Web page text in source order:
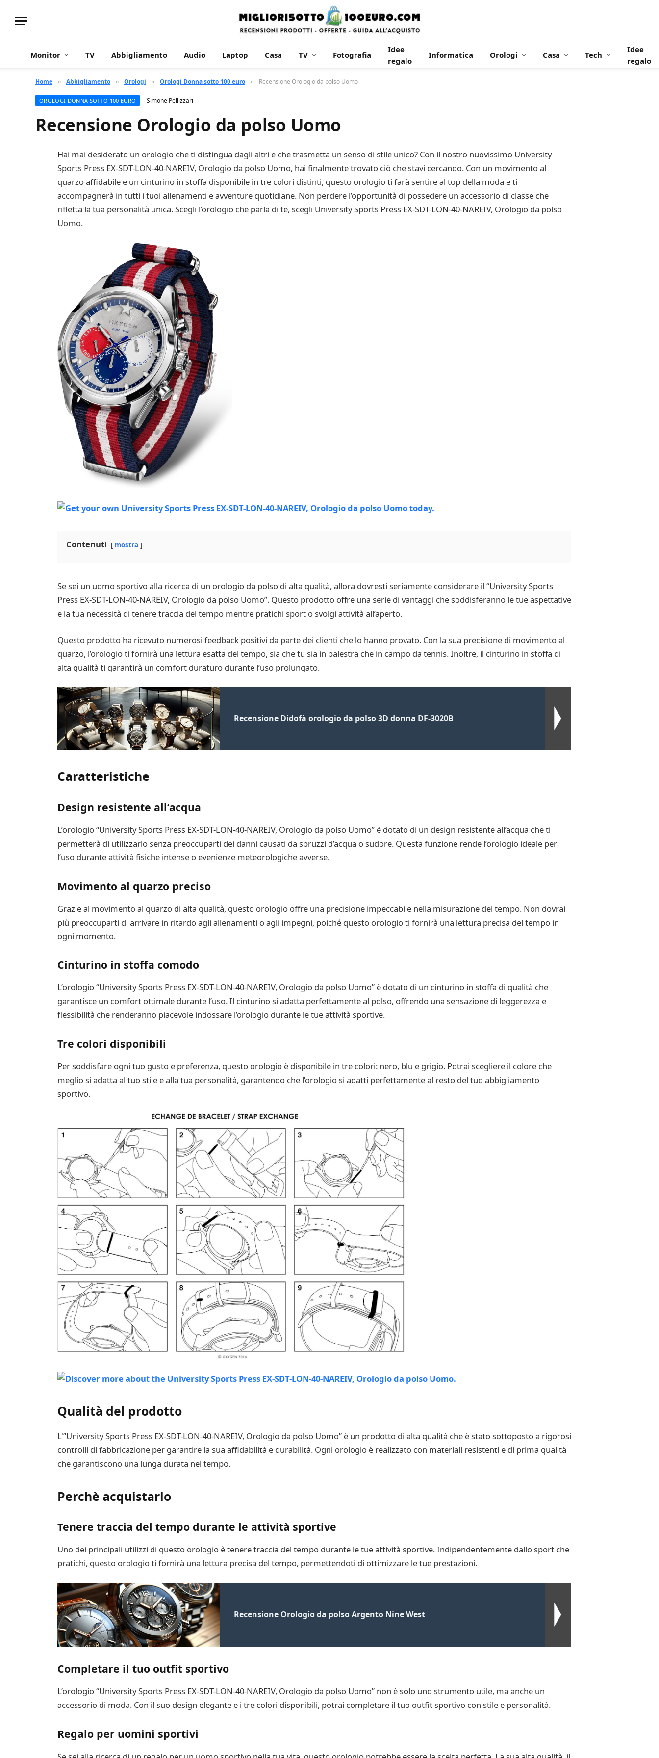
Monitor TV Abbigliamento Audio Laptop Casa TV Fotografia
Idee
regalo
Informatica Orologi Casa Tech
Idee
regalo
Home » Abbigliamento » Orologi » Orologi Donna sotto 100 euro » Recensione Orologio da polso Uomo
OROLOGI DONNA SOTTO 100 EURO Simone Pellizzari
Recensione Orologio da polso Uomo
Hai mai desiderato un orologio che ti distingua dagli altri e che trasmetta un senso di stile unico? Con il nostro nuovissimo University
Sports Press EX-SDT-LON-40-NAREIV, Orologio da polso Uomo, hai finalmente trovato ciò che stavi cercando. Con un movimento al
quarzo affidabile e un cinturino in stoffa disponibile in tre colori distinti, questo orologio ti farà sentire al top della moda e ti
accompagnerà in tutti i tuoi allenamenti e avventure quotidiane. Non perdere l’opportunità di possedere un accessorio di classe che
rifletta la tua personalità unica. Scegli l’orologio che parla di te, scegli University Sports Press EX-SDT-LON-40-NAREIV, Orologio da polso
Uomo.
Contenuti mostra
Se sei un uomo sportivo alla ricerca di un orologio da polso di alta qualità, allora dovresti seriamente considerare il “University Sports
Press EX-SDT-LON-40-NAREIV, Orologio da polso Uomo”. Questo prodotto offre una serie di vantaggi che soddisferanno le tue aspettative
e la tua necessità di tenere traccia del tempo mentre pratichi sport o svolgi attività all’aperto.
Questo prodotto ha ricevuto numerosi feedback positivi da parte dei clienti che lo hanno provato. Con la sua precisione di movimento al
quarzo, l’orologio ti fornirà una lettura esatta del tempo, sia che tu sia in palestra che in campo da tennis. Inoltre, il cinturino in stoffa di
alta qualità ti garantirà un comfort duraturo durante l’uso prolungato.
Recensione Didofà orologio da polso 3D donna DF-3020B
Caratteristiche
Design resistente all’acqua
L’orologio “University Sports Press EX-SDT-LON-40-NAREIV, Orologio da polso Uomo” è dotato di un design resistente all’acqua che ti
permetterà di utilizzarlo senza preoccuparti dei danni causati da spruzzi d’acqua o sudore. Questa funzione rende l’orologio ideale per
l’uso durante attività fisiche intense o evenienze meteorologiche avverse.
Movimento al quarzo preciso
Grazie al movimento al quarzo di alta qualità, questo orologio offre una precisione impeccabile nella misurazione del tempo. Non dovrai
più preoccuparti di arrivare in ritardo agli allenamenti o agli impegni, poiché questo orologio ti fornirà una lettura precisa del tempo in
ogni momento.
Cinturino in stoffa comodo
L’orologio “University Sports Press EX-SDT-LON-40-NAREIV, Orologio da polso Uomo” è dotato di un cinturino in stoffa di qualità che
garantisce un comfort ottimale durante l’uso. Il cinturino si adatta perfettamente al polso, offrendo una sensazione di leggerezza e
flessibilità che renderanno piacevole indossare l’orologio durante le tue attività sportive.
Tre colori disponibili
Per soddisfare ogni tuo gusto e preferenza, questo orologio è disponibile in tre colori: nero, blu e grigio. Potrai scegliere il colore che
meglio si adatta al tuo stile e alla tua personalità, garantendo che l’orologio si adatti perfettamente al resto del tuo abbigliamento
sportivo.
Qualità del prodotto
L'”University Sports Press EX-SDT-LON-40-NAREIV, Orologio da polso Uomo” è un prodotto di alta qualità che è stato sottoposto a rigorosi
controlli di fabbricazione per garantire la sua affidabilità e durabilità. Ogni orologio è realizzato con materiali resistenti e di prima qualità
che garantiscono una lunga durata nel tempo.
Perchè acquistarlo
Tenere traccia del tempo durante le attività sportive
Uno dei principali utilizzi di questo orologio è tenere traccia del tempo durante le tue attività sportive. Indipendentemente dallo sport che
pratichi, questo orologio ti fornirà una lettura precisa del tempo, permettendoti di ottimizzare le tue prestazioni.
Recensione Orologio da polso Argento Nine West
Completare il tuo outfit sportivo
L’orologio “University Sports Press EX-SDT-LON-40-NAREIV, Orologio da polso Uomo” non è solo uno strumento utile, ma anche un
accessorio di moda. Con il suo design elegante e i tre colori disponibili, potrai completare il tuo outfit sportivo con stile e personalità.
Regalo per uomini sportivi